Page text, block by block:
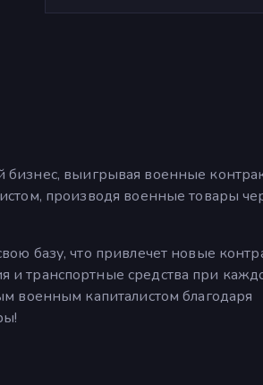
бизнес, выигрывая военные
производя военные товары
базу, что привлечет новые
и транспортные средства при
военным капиталистом благодаря